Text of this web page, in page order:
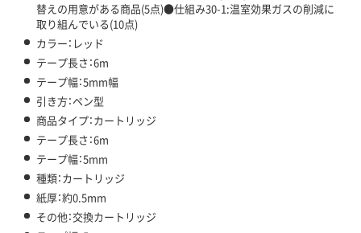
替えの用意がある商品(5点)●仕組み30-1:温室効果ガスの削減に
取り組んでいる(10点)
カラー：レッド
テープ長さ：6m
テープ幅：5mm幅
引き方：ペン型
商品タイプ：カートリッジ
テープ長さ：6m
テープ幅：5mm
種類：カートリッジ
紙厚：約0.5mm
その他：交換カートリッジ